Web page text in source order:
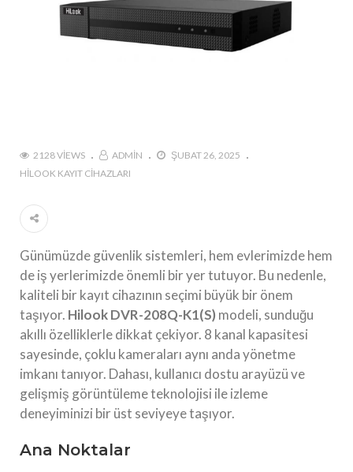
2128 VIEWS ADMIN
ŞUBAT 26, 2025
HILOOK KAYIT CIHAZLARI
Günümüzde güvenlik sistemleri, hem evlerimizde hem
de iş yerlerimizde önemli bir yer tutuyor. Bu nedenle,
kaliteli bir kayıt cihazının seçimi büyük bir önem
taşıyor. Hilook DVR-208Q-K1(S) modeli, sunduğu
akıllı özelliklerle dikkat çekiyor. 8 kanal kapasitesi
sayesinde, çoklu kameraları aynı anda yönetme
imkanı tanıyor. Dahası, kullanıcı dostu arayüzü ve
gelişmiş görüntüleme teknolojisi ile izleme
deneyiminizi bir üst seviyeye taşıyor.
Ana Noktalar